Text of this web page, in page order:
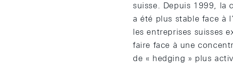
suisse. Depuis 1999, la
a été plus stable face à
les entreprises suisses
faire face à une
de « hedging » plus